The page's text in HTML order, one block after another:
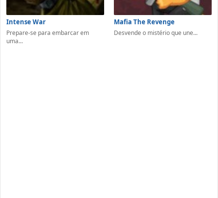
Intense War
Prepare-se para embarcar em
uma...
Mafia The Revenge
Desvende o mistério que une...